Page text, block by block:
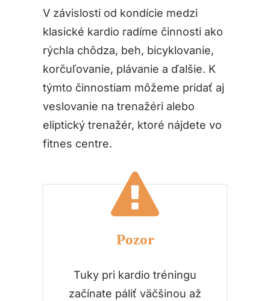
V závislosti od kondície medzi
klasické kardio radíme činnosti ako
rýchla chôdza, beh, bicyklovanie,
korčuľovanie, plávanie a ďalšie. K
týmto činnostiam môžeme pridať aj
veslovanie na trenažéri alebo
eliptický trenažér, ktoré nájdete vo
fitnes centre.
Pozor
Tuky pri kardio tréningu
začínate páliť väčšinou až